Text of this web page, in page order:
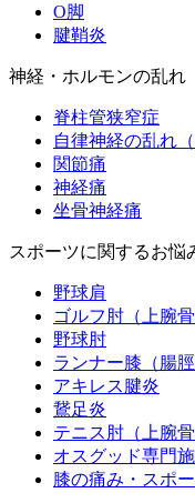
O脚
腱鞘炎
神経・ホルモンの乱れ
脊柱管狭窄症
自律神経の乱れ
関節痛
神経痛
坐骨神経痛
スポーツに関するお悩
野球肩
ゴルフ肘（上腕
野球肘
ランナー膝（腸脛
アキレス腱炎
鵞足炎
テニス肘（上腕
オスグッド専門
膝の痛み・スポ